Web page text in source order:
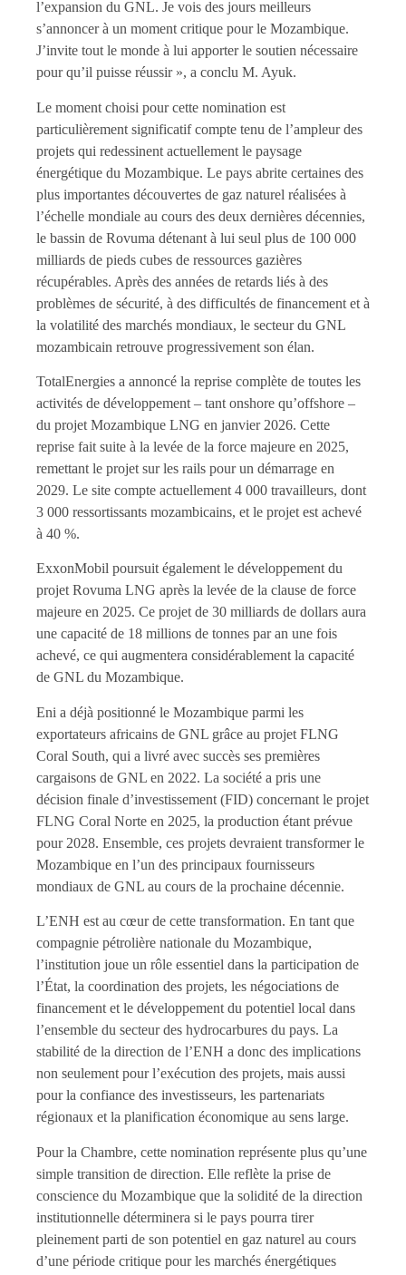
l’expansion du GNL. Je vois des jours meilleurs
s’annoncer à un moment critique pour le Mozambique.
J’invite tout le monde à lui apporter le soutien nécessaire
pour qu’il puisse réussir », a conclu M. Ayuk.
Le moment choisi pour cette nomination est
particulièrement significatif compte tenu de l’ampleur des
projets qui redessinent actuellement le paysage
énergétique du Mozambique. Le pays abrite certaines des
plus importantes découvertes de gaz naturel réalisées à
l’échelle mondiale au cours des deux dernières décennies,
le bassin de Rovuma détenant à lui seul plus de 100 000
milliards de pieds cubes de ressources gazières
récupérables. Après des années de retards liés à des
problèmes de sécurité, à des difficultés de financement et à
la volatilité des marchés mondiaux, le secteur du GNL
mozambicain retrouve progressivement son élan.
TotalEnergies a annoncé la reprise complète de toutes les
activités de développement – tant onshore qu’offshore –
du projet Mozambique LNG en janvier 2026. Cette
reprise fait suite à la levée de la force majeure en 2025,
remettant le projet sur les rails pour un démarrage en
2029. Le site compte actuellement 4 000 travailleurs, dont
3 000 ressortissants mozambicains, et le projet est achevé
à 40 %.
ExxonMobil poursuit également le développement du
projet Rovuma LNG après la levée de la clause de force
majeure en 2025. Ce projet de 30 milliards de dollars aura
une capacité de 18 millions de tonnes par an une fois
achevé, ce qui augmentera considérablement la capacité
de GNL du Mozambique.
Eni a déjà positionné le Mozambique parmi les
exportateurs africains de GNL grâce au projet FLNG
Coral South, qui a livré avec succès ses premières
cargaisons de GNL en 2022. La société a pris une
décision finale d’investissement (FID) concernant le projet
FLNG Coral Norte en 2025, la production étant prévue
pour 2028. Ensemble, ces projets devraient transformer le
Mozambique en l’un des principaux fournisseurs
mondiaux de GNL au cours de la prochaine décennie.
L’ENH est au cœur de cette transformation. En tant que
compagnie pétrolière nationale du Mozambique,
l’institution joue un rôle essentiel dans la participation de
l’État, la coordination des projets, les négociations de
financement et le développement du potentiel local dans
l’ensemble du secteur des hydrocarbures du pays. La
stabilité de la direction de l’ENH a donc des implications
non seulement pour l’exécution des projets, mais aussi
pour la confiance des investisseurs, les partenariats
régionaux et la planification économique au sens large.
Pour la Chambre, cette nomination représente plus qu’une
simple transition de direction. Elle reflète la prise de
conscience du Mozambique que la solidité de la direction
institutionnelle déterminera si le pays pourra tirer
pleinement parti de son potentiel en gaz naturel au cours
d’une période critique pour les marchés énergétiques